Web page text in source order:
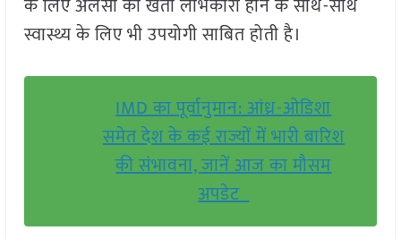
के लिए अलसी की खेती लाभकारी होने के साथ-साथ
स्वास्थ्य के लिए भी उपयोगी साबित होती है।
IMD का पूर्वानुमान: आंध्र-ओडिशा
समेत देश के कई राज्यों में भारी बारिश
की संभावना, जानें आज का मौसम
अपडेट